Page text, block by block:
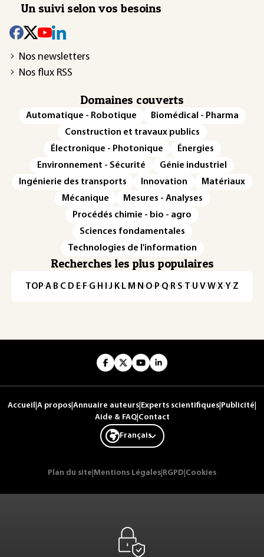
Un suivi selon vos besoins
Nos newsletters
Nos flux RSS
Domaines couverts
Automatique - Robotique
Biomédical - Pharma
Construction et travaux publics
Électronique - Photonique
Énergies
Environnement - Sécurité
Génie industriel
Ingénierie des transports
Innovation
Matériaux
Mécanique
Mesures - Analyses
Procédés chimie - bio - agro
Sciences fondamentales
Technologies de l'information
Recherches les plus populaires
TOP·A·B·C· D· E· F·G· H · ·J· K· L· M · N ·O· P·Q· R·S·T·U·V·W·X·Y·Z
Accueil A propos Annuaire auteurs Experts scientifiques Publicité
Aide & FAQ| Contact
Français
Plan du site Mentions Légales RGPD Cookies